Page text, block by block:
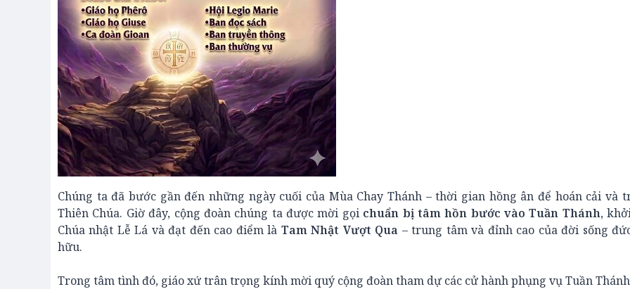
Chúng ta đã bước gần đến những ngày cuối của Mùa Chay Thánh – thời gian hồng ân để hoán cải và
Thiên Chúa. Giờ đây, cộng đoàn chúng ta được mời gọi chuẩn bị tâm hồn bước vào Tuần Thánh,
Chúa nhật Lễ Lá và đạt đến cao điểm là Tam Nhật Vượt Qua – trung tâm và đỉnh cao của đời sống
hữu.
Trong tâm tình đó, giáo xứ trân trọng kính mời quý cộng đoàn tham dự các cử hành phụng vụ Tuần